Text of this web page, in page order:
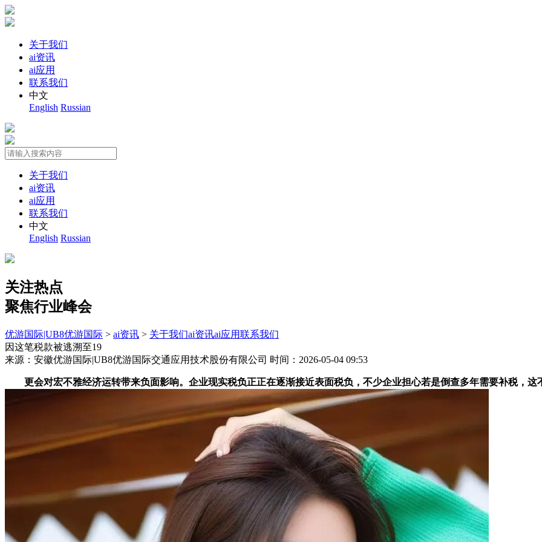
关于我们
ai资讯
ai应用
联系我们
中文
English Russian
关于我们
ai资讯
ai应用
联系我们
中文
English Russian
关注热点
聚焦行业峰会
优游国际|UB8优游国际 > ai资讯 > 关于我们ai资讯ai应用联系我们
因这笔税款被逃溯至19
来源：安徽优游国际|UB8优游国际交通应用技术股份有限公司 时间：2026-05-04 09:53
更会对宏不雅经济运转带来负面影响。企业现实税负正正在逐渐接近表面税负，不少企业担心若是倒查多年需要补税，这